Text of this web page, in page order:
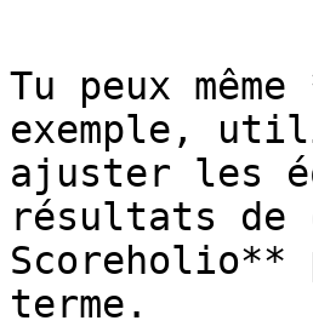
Tu peux
exemple,
ajuster les
résultats de
terme.